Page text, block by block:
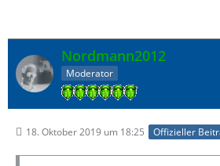
Nordmann2012
Moderator
18. Oktober 2019 um 18:25 Offizieller